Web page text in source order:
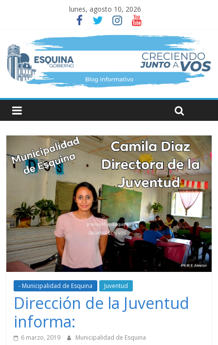
lunes, agosto 10, 2026
- Municipalidad de Esquina Juventud
Dirección de la Juventud
informa:
6 marzo, 2019 Municipalidad de Esquina